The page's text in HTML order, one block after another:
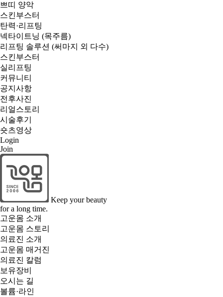
쁘띠 양악
스킨부스터
탄력·리프팅
넥타이트닝 (목주름)
리프팅 솔루션 (써마지 외 다수)
스킨부스터
실리프팅
커뮤니티
공지사항
전후사진
리얼스토리
시술후기
숏츠영상
Login
Join
Keep your beauty
for a long time.
고운몸 소개
고운몸 스토리
의료진 소개
고운몸 매거진
의료진 칼럼
보유장비
오시는 길
볼륨·라인